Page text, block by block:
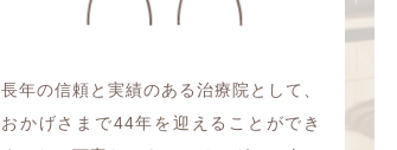
長年の信頼と実績のある治療院として、
おかげさまで44年を迎えることができ